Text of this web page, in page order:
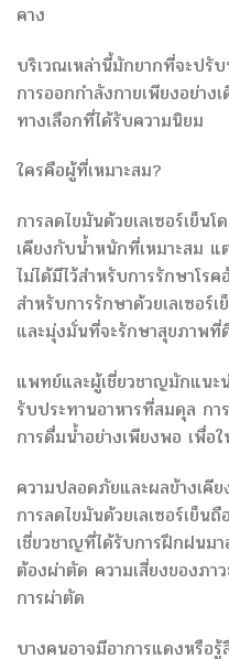
คาง
บริเวณเหล่านี้มักยากที่จะปรั
การออกกำลังกายเพียงอย่าง
ทางเลือกที่ได้รับความนิยม
ใครคือผู้ที่เหมาะสม?
การลดไขมันด้วยเลเซอร์เย็น
เคียงกับน้ำหนักที่เหมาะสม แ
ไม่ได้มีไว้สำหรับการรักษาโร
สำหรับการรักษาด้วยเลเซอ
และมุ่งมั่นที่จะรักษาสุขภาพที่
แพทย์และผู้เชี่ยวชาญมักแนะ
รับประทานอาหารที่สมดุล กา
การดื่มน้ำอย่างเพียงพอ เพื่อ
ความปลอดภัยและผลข้างเคีย
การลดไขมันด้วยเลเซอร์เย็น
เชี่ยวชาญที่ได้รับการฝึกฝนม
ต้องผ่าตัด ความเสี่ยงของภา
การผ่าตัด
บางคนอาจมีอาการแดงหรือ